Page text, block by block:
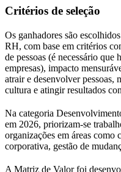
Critérios de seleção
Os ganhadores são
RH, com base em critérios
de pessoas (é necessário que
empresas), impacto
atrair e desenvolver pessoas,
cultura e atingir resultados
Na categoria
em 2026, priorizam-se
organizações em áreas como
corporativa, gestão de
A Matriz de Valor foi